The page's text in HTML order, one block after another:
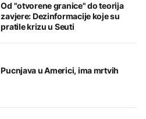
Od "otvorene granice" do teorija
zavjere: Dezinformacije koje su
pratile krizu u Seuti
Pucnjava u Americi, ima mrtvih